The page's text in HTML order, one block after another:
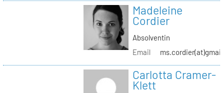
Madeleine
Cordier
Absolventin
Email
Carlotta Cramer-
Klett